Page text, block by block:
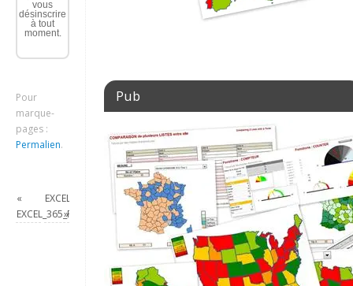
vous
désinscrire
à tout
moment.
Pour
marque-
pages :
Permalien.
«
EXCEL_365_RECHERCHE_X
EXCEL_365_EX_COVID_ECHELLE_GRAPHIQUE
»
Pub